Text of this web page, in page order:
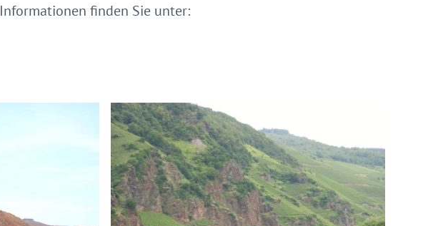
finden Sie unter: